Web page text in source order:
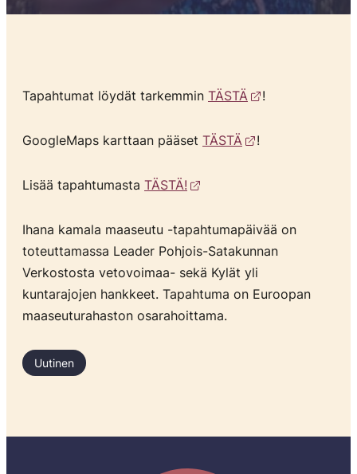
Tapahtumat löydät tarkemmin TÄSTÄ !
GoogleMaps karttaan pääset TÄSTÄ !
Lisää tapahtumasta TÄSTÄ!
Ihana kamala maaseutu -tapahtumapäivää on
toteuttamassa Leader Pohjois-Satakunnan
Verkostosta vetovoimaa- sekä Kylät yli
kuntarajojen hankkeet. Tapahtuma on Euroopan
maaseuturahaston osarahoittama.
Uutinen